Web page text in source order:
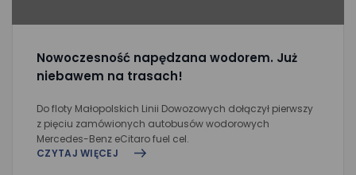
Nowoczesność napędzana wodorem. Już
niebawem na trasach!
Do floty Małopolskich Linii Dowozowych dołączył pierwszy
z pięciu zamówionych autobusów wodorowych
Mercedes-Benz eCitaro fuel cel.
CZYTAJ WIĘCEJ